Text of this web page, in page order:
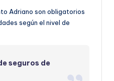
Adriano son obligatorios
según el nivel de
seguros de